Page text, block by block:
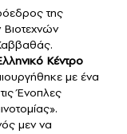
της
Κέντρο
με ένα
Ένοπλες
μεν να